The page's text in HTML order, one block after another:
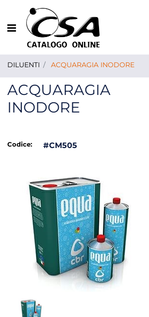
Open menu
DILUENTI ACQUARAGIA INODORE
ACQUARAGIA
INODORE
Codice: #CM505